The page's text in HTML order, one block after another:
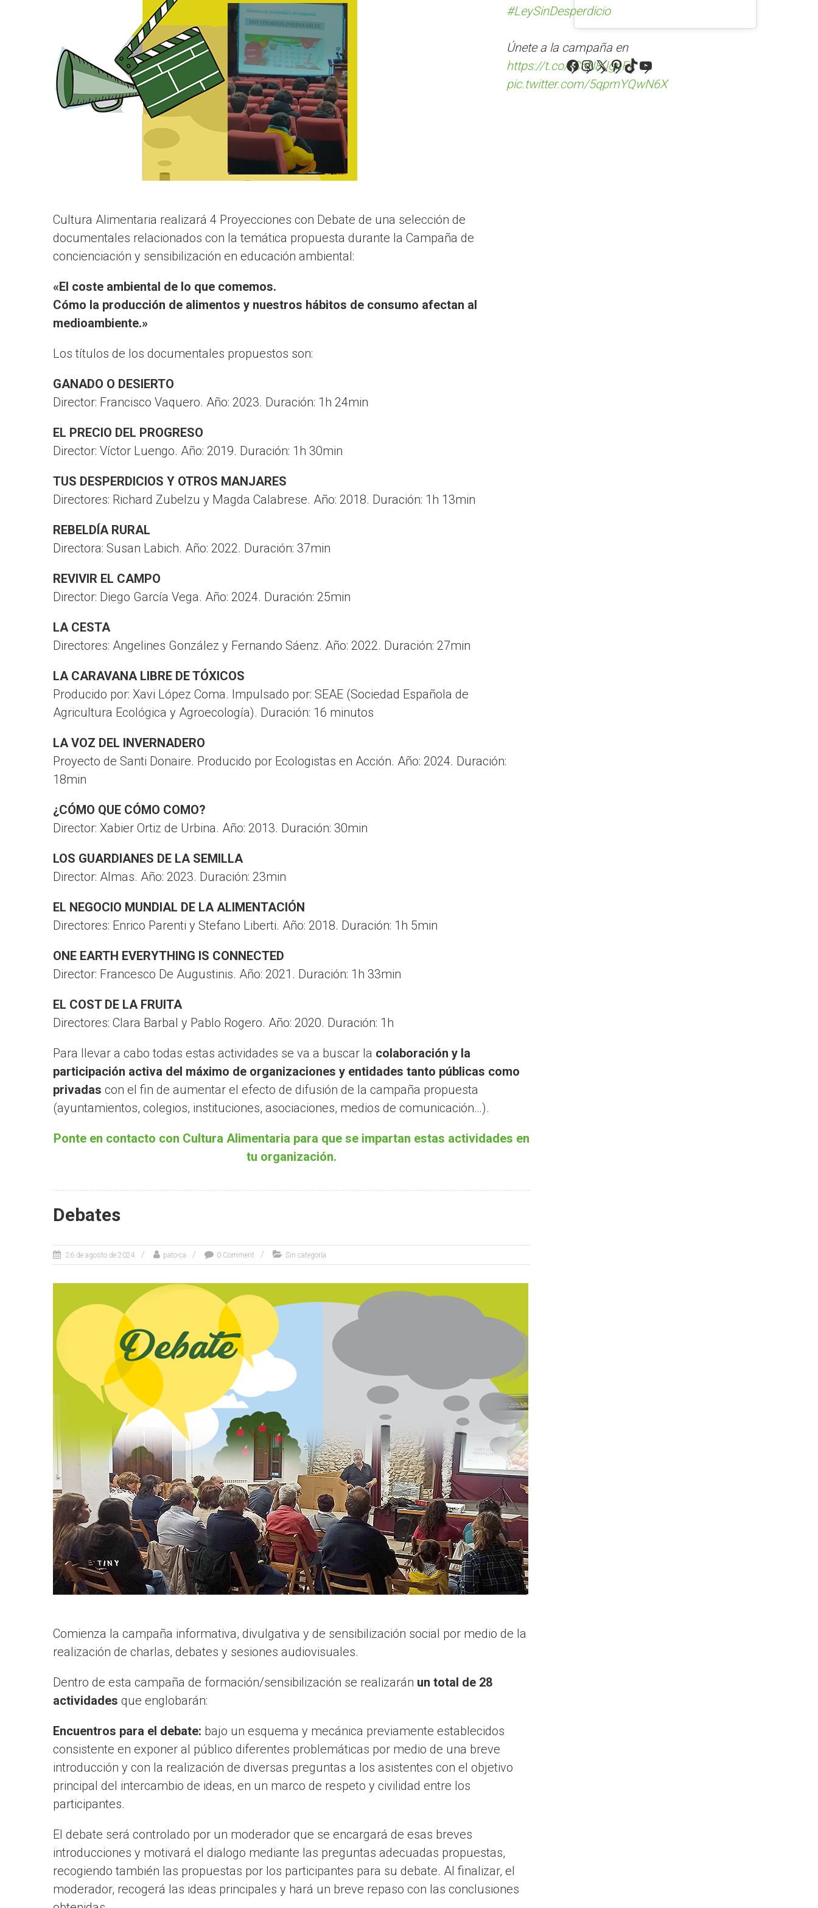
Cultura Alimentaria realizará 4 Proyecciones con Debate de una selección de
documentales relacionados con la temática propuesta durante la Campaña de
concienciación y sensibilización en educación ambiental:
«El coste ambiental de lo que comemos.
Cómo la producción de alimentos y nuestros hábitos de consumo afectan al
medioambiente.»
Los títulos de los documentales propuestos son:
GANADO O DESIERTO
Director: Francisco Vaquero. Año: 2023. Duración: 1h 24min
EL PRECIO DEL PROGRESO
Director: Víctor Luengo. Año: 2019. Duración: 1h 30min
TUS DESPERDICIOS Y OTROS MANJARES
Directores: Richard Zubelzu y Magda Calabrese. Año: 2018. Duración: 1h 13min
REBELDÍA RURAL
Directora: Susan Labich. Año: 2022. Duración: 37min
REVIVIR EL CAMPO
Director: Diego García Vega. Año: 2024. Duración: 25min
LA CESTA
Directores: Angelines González y Fernando Sáenz. Año: 2022. Duración: 27min
LA CARAVANA LIBRE DE TÓXICOS
Producido por: Xavi López Coma. Impulsado por: SEAE (Sociedad Española de
Agricultura Ecológica y Agroecología). Duración: 16 minutos
LA VOZ DEL INVERNADERO
Proyecto de Santi Donaire. Producido por Ecologistas en Acción. Año: 2024. Duración:
18min
¿CÓMO QUE CÓMO COMO?
Director: Xabier Ortiz de Urbina. Año: 2013. Duración: 30min
LOS GUARDIANES DE LA SEMILLA
Director: Almas. Año: 2023. Duración: 23min
EL NEGOCIO MUNDIAL DE LA ALIMENTACIÓN
Directores: Enrico Parenti y Stefano Liberti. Año: 2018. Duración: 1h 5min
ONE EARTH EVERYTHING IS CONNECTED
Director: Francesco De Augustinis. Año: 2021. Duración: 1h 33min
EL COST DE LA FRUITA
Directores: Clara Barbal y Pablo Rogero. Año: 2020. Duración: 1h
Para llevar a cabo todas estas actividades se va a buscar la colaboración y la
participación activa del máximo de organizaciones y entidades tanto públicas como
privadas con el fin de aumentar el efecto de difusión de la campaña propuesta
(ayuntamientos, colegios, instituciones, asociaciones, medios de comunicación…).
Ponte en contacto con Cultura Alimentaria para que se impartan estas actividades en
tu organización.
Debates
26 de agosto de 2024 pato-ca 0 Comment Sin categoría
Comienza la campaña informativa, divulgativa y de sensibilización social por medio de la
realización de charlas, debates y sesiones audiovisuales.
Dentro de esta campaña de formación/sensibilización se realizarán un total de 28
actividades que englobarán:
Encuentros para el debate: bajo un esquema y mecánica previamente establecidos
consistente en exponer al público diferentes problemáticas por medio de una breve
introducción y con la realización de diversas preguntas a los asistentes con el objetivo
principal del intercambio de ideas, en un marco de respeto y civilidad entre los
participantes.
El debate será controlado por un moderador que se encargará de esas breves
introducciones y motivará el dialogo mediante las preguntas adecuadas propuestas,
recogiendo también las propuestas por los participantes para su debate. Al finalizar, el
moderador, recogerá las ideas principales y hará un breve repaso con las conclusiones
#LeySinDesperdicio
Únete a la campaña en
https://t.co/tCcN8JgnFf
pic.twitter.com/5qpmYQwN6X
Facebook
Instagram
X Pinterest
TikTokYouTube